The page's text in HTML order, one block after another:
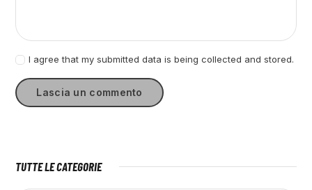
I agree that my submitted data is being collected and stored.
TUTTE LE CATEGORIE